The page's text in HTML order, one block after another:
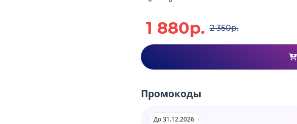
1 880р. 2 350р.
Промокоды
До 31.12.2026